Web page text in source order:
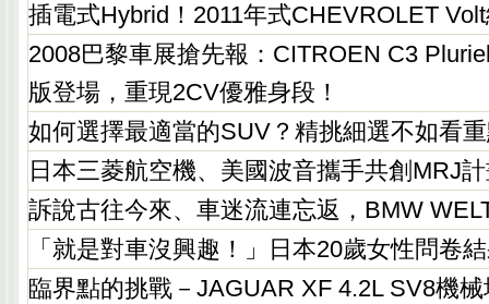
插電式Hybrid！2011年式CHEVROLET
2008巴黎車展搶先報：CITROEN C3
版登場，重現2CV優雅身段！
如何選擇最適當的SUV？精挑細選不如看
日本三菱航空機、美國波音攜手共創MRJ
訴說古往今來、車迷流連忘返，BMW
「就是對車沒興趣！」日本20歲女性問卷
臨界點的挑戰－JAGUAR XF 4.2L SV8機